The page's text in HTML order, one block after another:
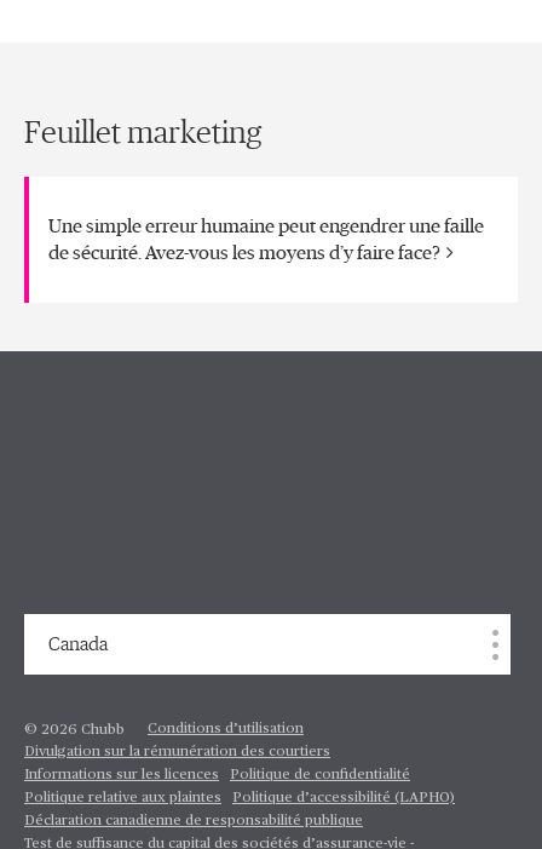
Feuillet marketing
Une simple erreur humaine peut engendrer une faille
de sécurité. Avez-vous les moyens d’y faire face?
Canada
© 2026 Chubb
Conditions d’utilisation
Divulgation sur la rémunération des courtiers
Informations sur les licences
Politique de confidentialité
Politique relative aux plaintes
Politique d’accessibilité (LAPHO)
Déclaration canadienne de responsabilité publique
Test de suffisance du capital des sociétés d’assurance-vie -